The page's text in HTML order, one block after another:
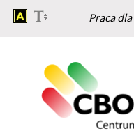
Praca